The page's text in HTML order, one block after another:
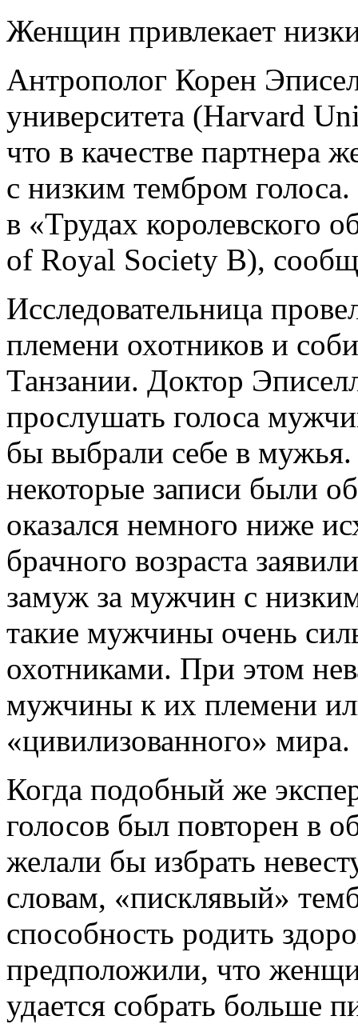
Женщин привлекает
Антрополог Корен
университета (Harvard
что в качестве
с низким тембром
в «Трудах королевского
of Royal Society B),
Исследовательница
племени охотников и
Танзании. Доктор
прослушать голоса
бы выбрали себе в
некоторые записи были
оказался немного ниже
брачного возраста
замуж за мужчин с
такие мужчины очень
охотниками. При этом
мужчины к их племени
«цивилизованного» мира.
Когда подобный же
голосов был повторен в
желали бы избрать
словам, «писклявый»
способность родить
предположили, что
удается собрать больше